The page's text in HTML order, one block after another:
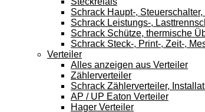
Schrack Haupt-,
Schrack Leistungs-,
Schrack Schütze, thermische
Schrack Steck-, Print-, Zeit-,
Verteiler
Alles anzeigen aus Verteiler
Zählerverteiler
Schrack Zählerverteiler,
AP / UP Eaton Verteiler
Hager Verteiler